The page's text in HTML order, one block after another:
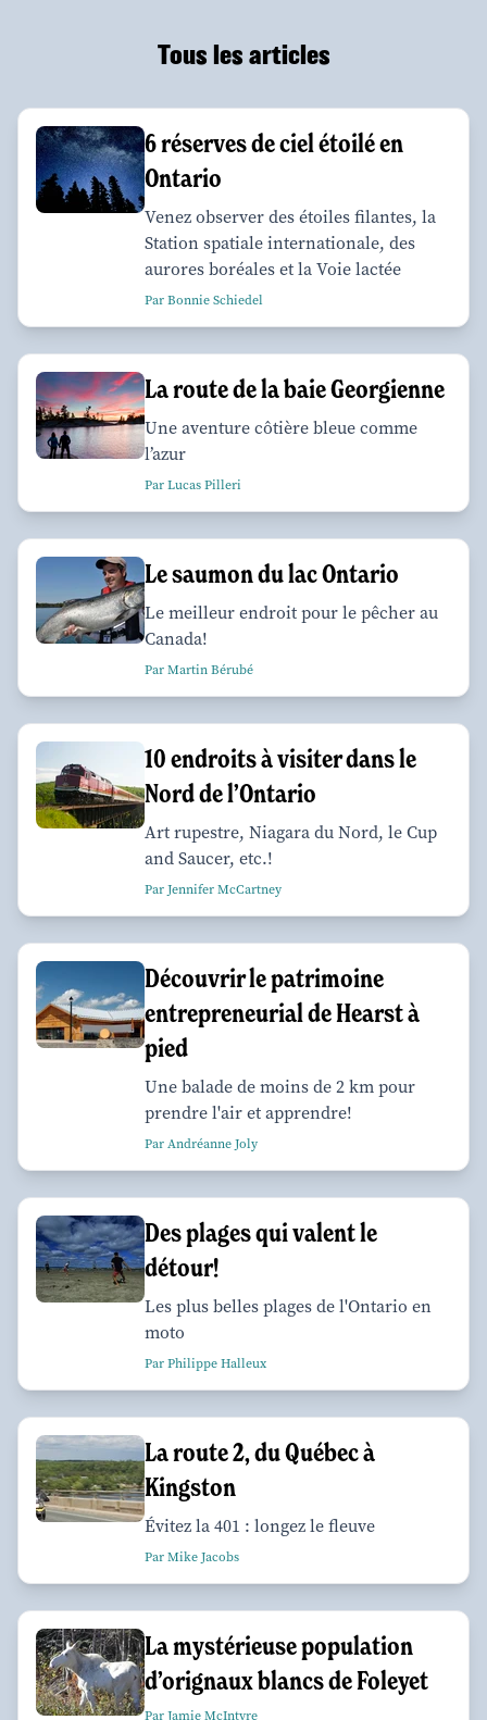
Tous les articles
6 réserves de ciel étoilé en
Ontario
Venez observer des étoiles filantes, la
Station spatiale internationale, des
aurores boréales et la Voie lactée
Par Bonnie Schiedel
La route de la baie Georgienne
Une aventure côtière bleue comme
l’azur
Par Lucas Pilleri
Le saumon du lac Ontario
Le meilleur endroit pour le pêcher au
Canada!
Par Martin Bérubé
10 endroits à visiter dans le
Nord de l’Ontario
Art rupestre, Niagara du Nord, le Cup
and Saucer, etc.!
Par Jennifer McCartney
Découvrir le patrimoine
entrepreneurial de Hearst à
pied
Une balade de moins de 2 km pour
prendre l'air et apprendre!
Par Andréanne Joly
Des plages qui valent le
détour!
Les plus belles plages de l'Ontario en
moto
Par Philippe Halleux
La route 2, du Québec à
Kingston
Évitez la 401 : longez le fleuve
Par Mike Jacobs
La mystérieuse population
d’orignaux blancs de Foleyet
Par Jamie McIntyre